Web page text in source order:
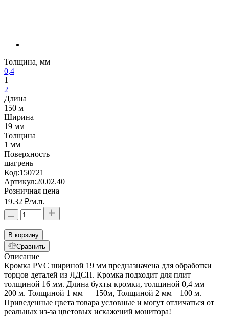
Толщина, мм
0,4
1
2
Длина
150 м
Ширина
19 мм
Толщина
1 мм
Поверхность
шагрень
Код:150721
Артикул:20.02.40
Розничная цена
19.32 ₽/м.п.
В корзину
Сравнить
Описание
Кромка PVC шириной 19 мм предназначена для обработки
торцов деталей из ЛДСП. Кромка подходит для плит
толщиной 16 мм. Длина бухты кромки, толщиной 0,4 мм —
200 м. Толщиной 1 мм — 150м, Толщиной 2 мм – 100 м.
Приведенные цвета товара условные и могут отличаться от
реальных из-за цветовых искажений монитора!